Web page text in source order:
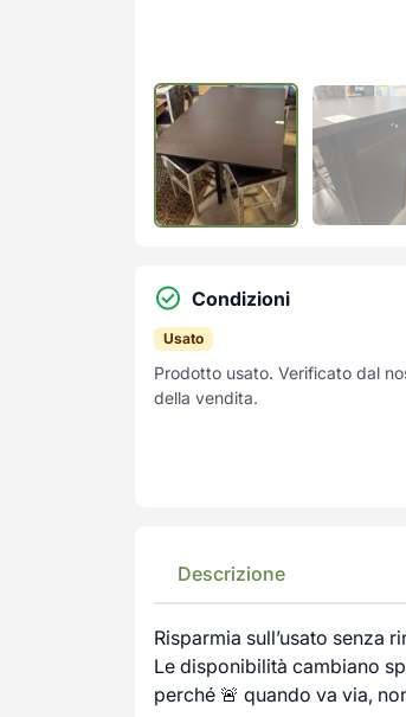
Condizioni
Usato
Prodotto usato. Verificato dal
della vendita.
Descrizione
Risparmia sull’usato senza
Le disponibilità cambiano
perché 🚨 quando va via,